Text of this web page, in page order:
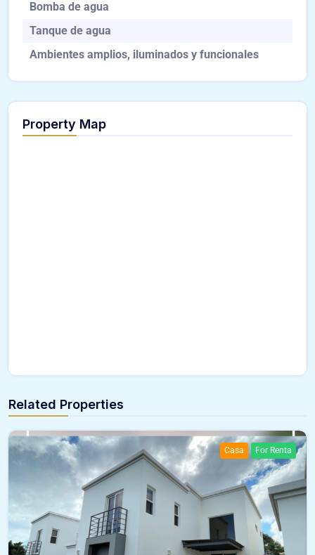
Bomba de agua
Tanque de agua
Ambientes amplios, iluminados y funcionales
Property Map
Related Properties
Casa For Renta